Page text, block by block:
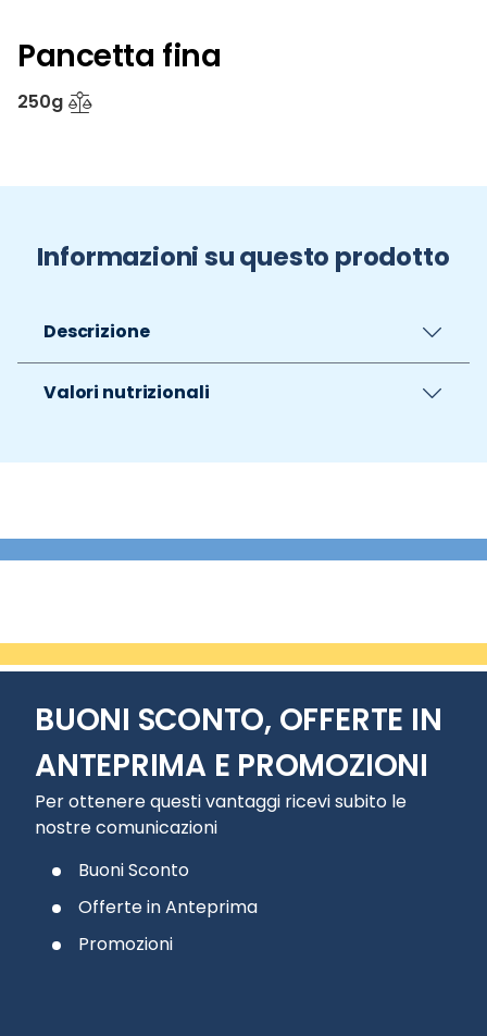
Pancetta fina
250g
Informazioni su questo prodotto
Descrizione
Valori nutrizionali
BUONI SCONTO, OFFERTE IN
ANTEPRIMA E PROMOZIONI
Per ottenere questi vantaggi ricevi subito le
nostre comunicazioni
Buoni Sconto
Offerte in Anteprima
Promozioni